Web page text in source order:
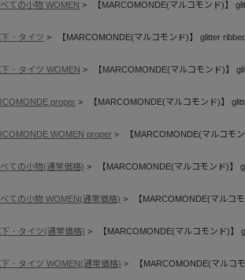
ての小物 WOMEN 【MARCOMONDE(マルコモンド)】
下・タイツ 【MARCOMONDE(マルコモンド)】 glitter
下・タイツ WOMEN 【MARCOMONDE(マルコモンド)】
proper 【MARCOMONDE(マルコモンド)】
WOMEN proper 【MARCOMONDE(マルコモ
べての小物(通常価格) 【MARCOMONDE(マルコモンド)】
べての小物 WOMEN(通常価格) 【MARCOMONDE(マルコ
下・タイツ(通常価格) 【MARCOMONDE(マルコモンド)】
下・タイツ WOMEN(通常価格) 【MARCOMONDE(マルコ